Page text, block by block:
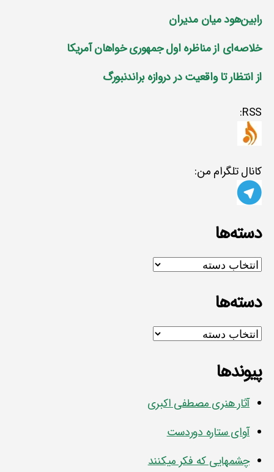
رابین‌هود میان مدیران
خلاصه‌ای از مناظره اول جمهوری خواهان آمریکا
از انتظار تا واقعیت در دروازه براندنبورگ
RSS:
کانال تلگرام من:
دسته‌ها
دسته‌ها
دسته‌ها
دسته‌ها
پیوندها
آثار هنری مصطفی اکبری
آوای ستاره دوردست
چشمهایی که فکر میکنند